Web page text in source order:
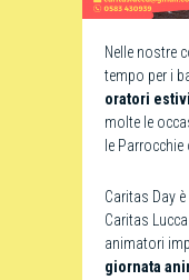
Nelle nostre
tempo per i
oratori
molte le
le
Caritas Day
Caritas
animatori
giornata